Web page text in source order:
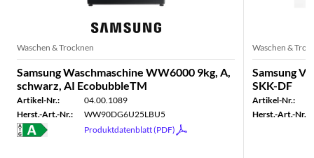
Waschen & Trocknen
Samsung Waschmaschine WW6000 9kg, A,
schwarz, AI EcobubbleTM
Artikel-Nr.:
04.00.1089
Herst.-Art.-Nr.:
WW90DG6U25LBU5
Produktdatenblatt (PDF)
Waschen &
Samsung
SKK-DF
Artikel-Nr.:
Herst.-Art.-Nr.: